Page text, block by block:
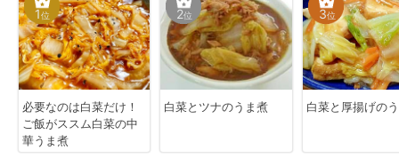
1位
必要なのは白菜だけ！
ご飯がススム白菜の中
華うま煮
2位
白菜とツナのうま煮
3位
白菜と厚揚げの